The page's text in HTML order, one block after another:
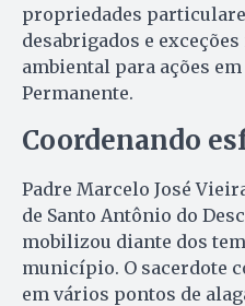
propriedades
desabrigados e
ambiental para ações
Permanente.
Coordenando
Padre Marcelo José
de Santo Antônio do
mobilizou diante dos
município. O sacerdote
em vários pontos de